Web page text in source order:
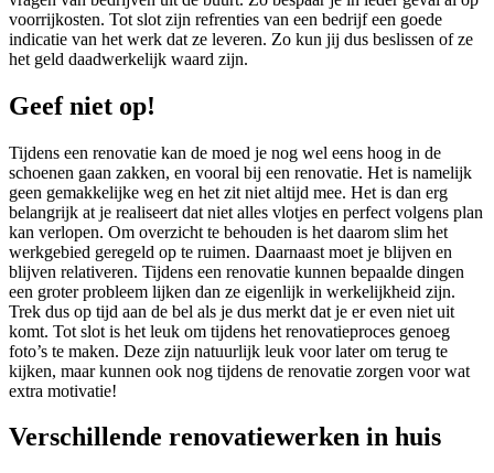
voorrijkosten. Tot slot zijn refrenties van een bedrijf een goede
indicatie van het werk dat ze leveren. Zo kun jij dus beslissen of ze
het geld daadwerkelijk waard zijn.
Geef niet op!
Tijdens een renovatie kan de moed je nog wel eens hoog in de
schoenen gaan zakken, en vooral bij een renovatie. Het is namelijk
geen gemakkelijke weg en het zit niet altijd mee. Het is dan erg
belangrijk at je realiseert dat niet alles vlotjes en perfect volgens plan
kan verlopen. Om overzicht te behouden is het daarom slim het
werkgebied geregeld op te ruimen. Daarnaast moet je blijven en
blijven relativeren. Tijdens een renovatie kunnen bepaalde dingen
een groter probleem lijken dan ze eigenlijk in werkelijkheid zijn.
Trek dus op tijd aan de bel als je dus merkt dat je er even niet uit
komt. Tot slot is het leuk om tijdens het renovatieproces genoeg
foto’s te maken. Deze zijn natuurlijk leuk voor later om terug te
kijken, maar kunnen ook nog tijdens de renovatie zorgen voor wat
extra motivatie!
Verschillende renovatiewerken in huis